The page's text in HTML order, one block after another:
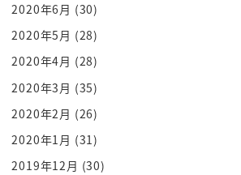
の名手だったんですねそして
欧米のですね
影響によって先んじて文明開化開国
た日本ともともとのアジアの名手で
まだその文明が開花してない中国と
日本が勝つという
恐るべきことになったわけですよね
2020年6月 (30)
2020年5月 (28)
2020年4月 (28)
2020年3月 (35)
2020年2月 (26)
2020年1月 (31)
2019年12月 (30)